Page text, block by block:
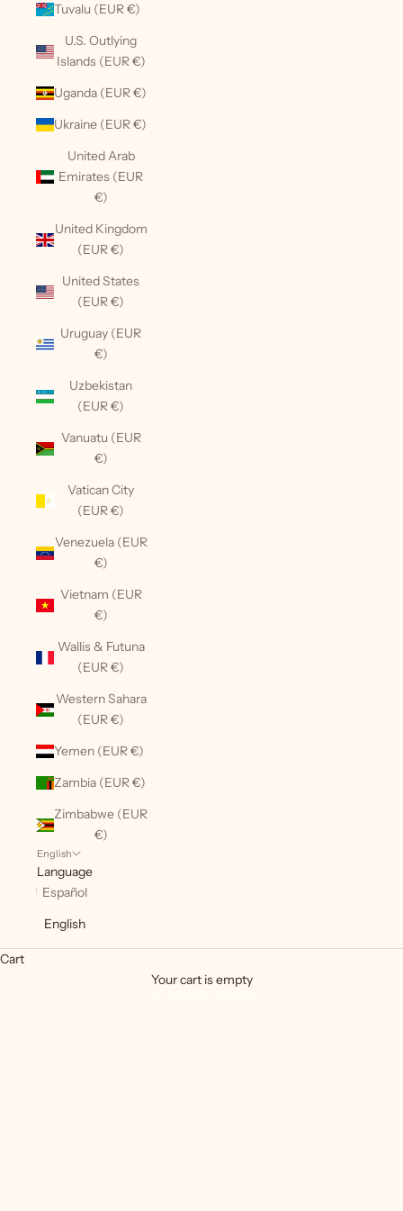
Tuvalu (EUR €)
U.S. Outlying
Islands (EUR €)
Uganda (EUR €)
Ukraine (EUR €)
United Arab
Emirates (EUR
€)
United Kingdom
(EUR €)
United States
(EUR €)
Uruguay (EUR
€)
Uzbekistan
(EUR €)
Vanuatu (EUR
€)
Vatican City
(EUR €)
Venezuela (EUR
€)
Vietnam (EUR
€)
Wallis & Futuna
(EUR €)
Western Sahara
(EUR €)
Yemen (EUR €)
Zambia (EUR €)
Zimbabwe (EUR
€)
English
Language
Español
English
Cart
Your cart is empty
C. Luxury Piercing